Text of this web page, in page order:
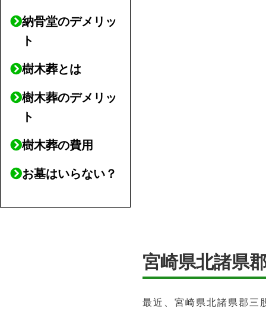
納骨堂のデメリッ
ト
樹木葬とは
樹木葬のデメリッ
ト
樹木葬の費用
お墓はいらない？
宮崎県北諸県
最近、宮崎県北諸県郡三